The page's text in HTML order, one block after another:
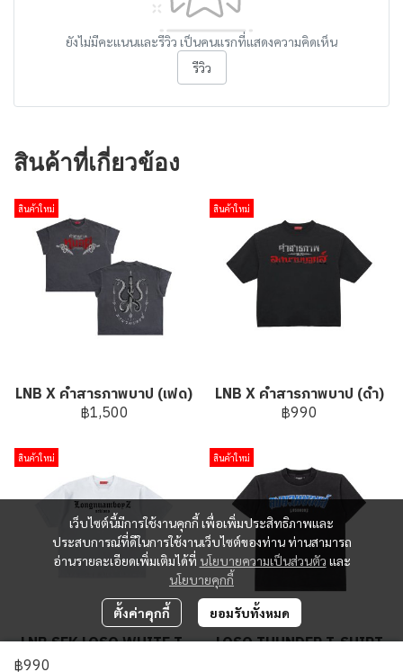
ยังไม่มีคะแนนและรีวิว เป็นคนแรกที่แสดงความคิดเห็น
รีวิว
สินค้าที่เกี่ยวข้อง
สินค้าใหม่
LNB X คำสารภาพบาป (เฟด)
฿1,500
สินค้าใหม่
LNB X คำสารภาพบาป (ดำ)
฿990
สินค้าใหม่
LNB SEK LOSO WHITE T-
สินค้าใหม่
LOSO THUNDER T-SHIRT
฿990
เว็บไซต์นี้มีการใช้งานคุกกี้ เพื่อเพิ่มประสิทธิภาพและ
ประสบการณ์ที่ดีในการใช้งานเว็บไซต์ของท่าน ท่านสามารถ
อ่านรายละเอียดเพิ่มเติมได้ที่ นโยบายความเป็นส่วนตัว และ
นโยบายคุกกี้
ตั้งค่าคุกกี้ ยอมรับทั้งหมด